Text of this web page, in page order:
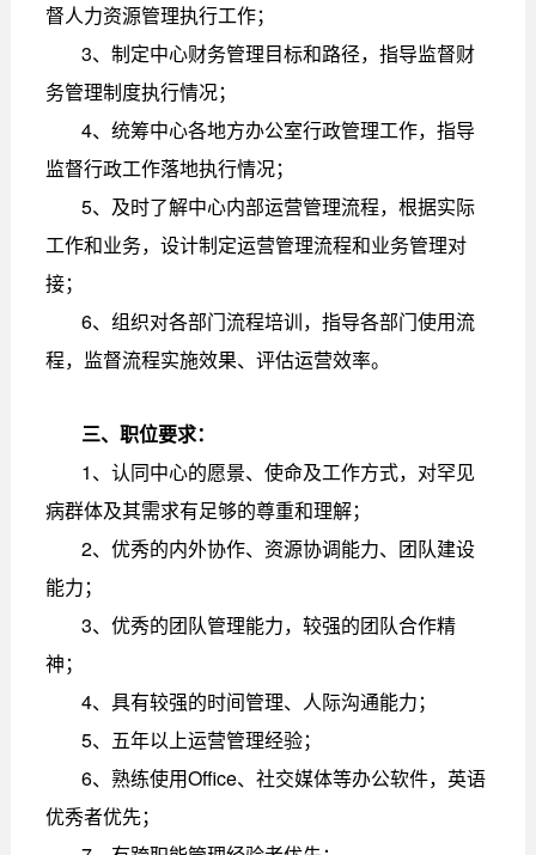
督人力资源管理执行工作；
3、制定中心财务管理目标和路径，指导监督财
务管理制度执行情况；
4、统筹中心各地方办公室行政管理工作，指导
监督行政工作落地执行情况；
5、及时了解中心内部运营管理流程，根据实际
工作和业务，设计制定运营管理流程和业务管理对
接；
6、组织对各部门流程培训，指导各部门使用流
程，监督流程实施效果、评估运营效率。
三、职位要求：
1、认同中心的愿景、使命及工作方式，对罕见
病群体及其需求有足够的尊重和理解；
2、优秀的内外协作、资源协调能力、团队建设
能力；
3、优秀的团队管理能力，较强的团队合作精
神；
4、具有较强的时间管理、人际沟通能力；
5、五年以上运营管理经验；
6、熟练使用Office、社交媒体等办公软件，英语
优秀者优先；